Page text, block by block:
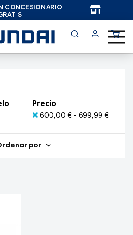
CONCESIONARIO
Precio
600,00 € - 699,99 €
por